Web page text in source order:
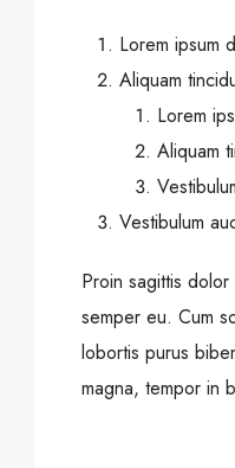
Lorem ipsum
Aliquam
Lorem
Aliquam
Vestibulum
Proin sagittis
semper eu. Cum
lobortis purus
magna, tempor in